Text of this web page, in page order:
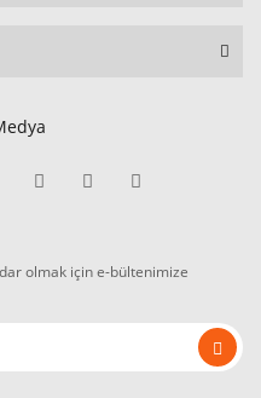
olmak için e-bültenimize